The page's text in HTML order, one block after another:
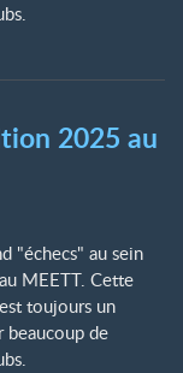
2025 au
"échecs" au sein
MEETT. Cette
toujours un
beaucoup de